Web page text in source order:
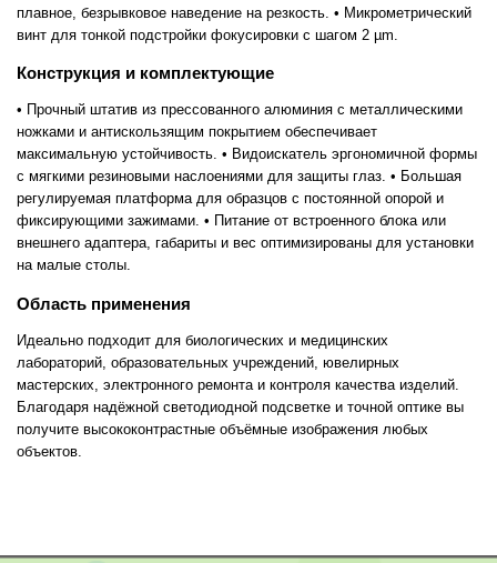
плавное, безрывковое наведение на резкость. • Микрометрический
винт для тонкой подстройки фокусировки с шагом 2 µm.
Конструкция и комплектующие
• Прочный штатив из прессованного алюминия с металлическими
ножками и антискользящим покрытием обеспечивает
максимальную устойчивость. • Видоискатель эргономичной формы
с мягкими резиновыми наслоениями для защиты глаз. • Большая
регулируемая платформа для образцов с постоянной опорой и
фиксирующими зажимами. • Питание от встроенного блока или
внешнего адаптера, габариты и вес оптимизированы для установки
на малые столы.
Область применения
Идеально подходит для биологических и медицинских
лабораторий, образовательных учреждений, ювелирных
мастерских, электронного ремонта и контроля качества изделий.
Благодаря надёжной светодиодной подсветке и точной оптике вы
получите высококонтрастные объёмные изображения любых
объектов.